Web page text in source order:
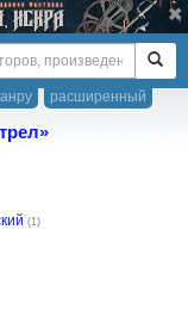
расширенный
(1)